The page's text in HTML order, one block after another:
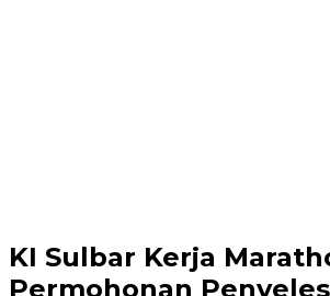
KI Sulbar Kerja
Permohonan